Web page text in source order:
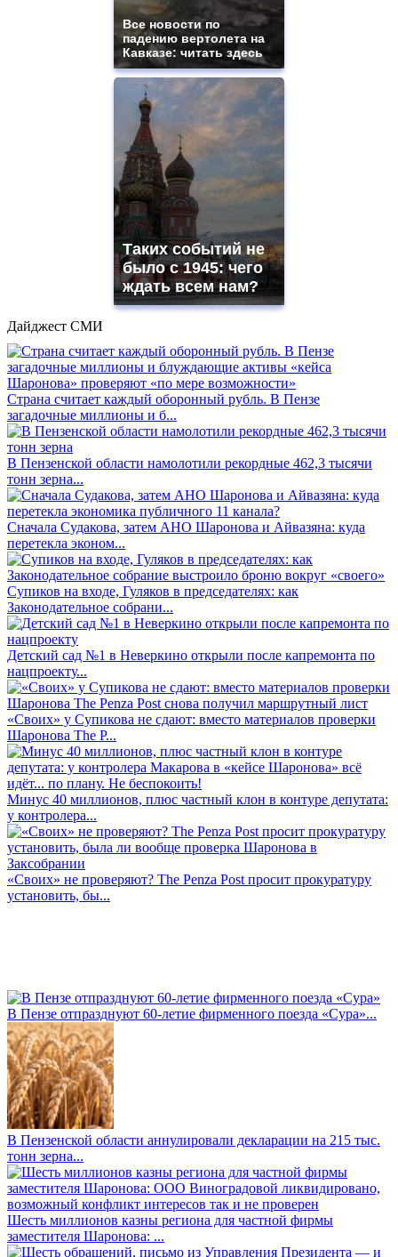
Все новости по
падению вертолета на
Кавказе: читать здесь
Таких событий не
было с 1945: чего
ждать всем нам?
Дайджест СМИ
Страна считает каждый оборонный рубль. В Пензе
загадочные миллионы и б...
В Пензенской области намолотили рекордные 462,3 тысячи
тонн зерна...
Сначала Судакова, затем АНО Шаронова и Айвазяна: куда
перетекла эконом...
Супиков на входе, Гуляков в председателях: как
Законодательное собрани...
Детский сад №1 в Неверкино открыли после капремонта по
нацпроекту...
«Своих» у Супикова не сдают: вместо материалов проверки
Шаронова The P...
Минус 40 миллионов, плюс частный клон в контуре депутата:
у контролера...
«Своих» не проверяют? The Penza Post просит прокуратуру
установить, бы...
В Пензе отпразднуют 60-летие фирменного поезда «Сура»...
В Пензенской области аннулировали декларации на 215 тыс.
тонн зерна...
Шесть миллионов казны региона для частной фирмы
заместителя Шаронова: ...